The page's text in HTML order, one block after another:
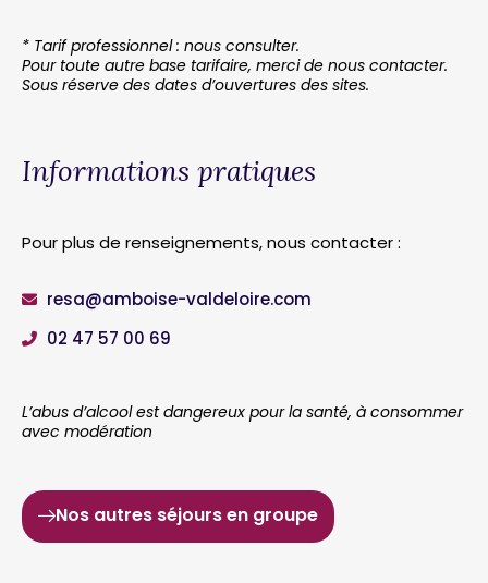
* Tarif professionnel : nous consulter.
Pour toute autre base tarifaire, merci de nous contacter.
Sous réserve des dates d’ouvertures des sites.
Informations pratiques
Pour plus de renseignements, nous contacter :
resa@amboise-valdeloire.com
02 47 57 00 69
L’abus d’alcool est dangereux pour la santé, à consommer
avec modération
Nos autres séjours en groupe
J’organisemon séjouret je réserve